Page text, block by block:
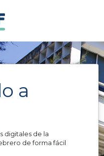
a
digitales de la
de forma fácil